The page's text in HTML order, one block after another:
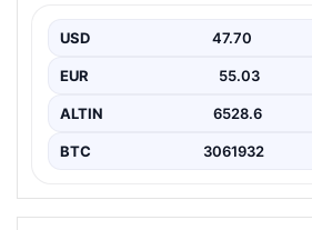
USD 47.70
EUR 55.03
ALTIN 6528.6
BTC 3061932